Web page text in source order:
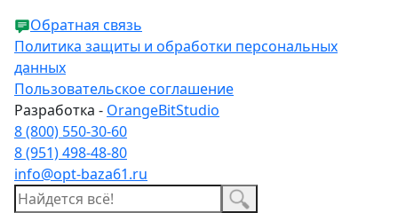
Обратная связь
Политика защиты и обработки персональных
данных
Пользовательское соглашение
Разработка - OrangeBitStudio
8 (800) 550-30-60
8 (951) 498-48-80
info@opt-baza61.ru